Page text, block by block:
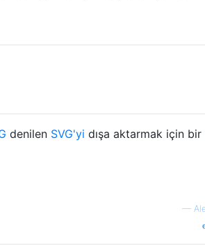
denilen SVG'yi dışa aktarmak için bir
—